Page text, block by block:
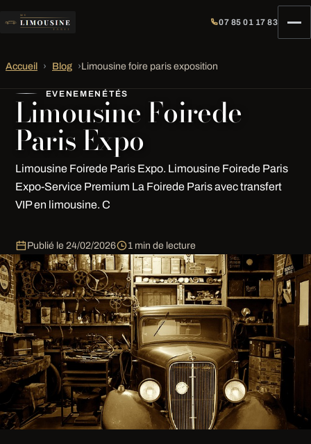
07 85 01 17 83
Accueil › Blog ›Limousine foire paris exposition
EVENEMENÉTÉS
Limousine Foirede
Paris Expo
Limousine Foirede Paris Expo. Limousine Foirede Paris
Expo-Service Premium La Foirede Paris avec transfert
VIP en limousine. C
Publié le 24/02/2026 1 min de lecture